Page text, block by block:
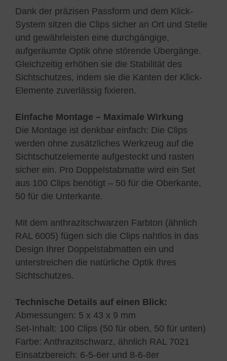
Dank der präzisen Passform und dem Klick-
System sitzen die Clips sicher an Ort und Stelle
und gewährleisten eine durchgängige,
aufgeräumte Optik ohne störende Übergänge.
Gleichzeitig erhöhen sie die Stabilität des
Sichtschutzes, indem sie die Kanten der Klick-
Elemente zuverlässig fixieren.
Einfache Montage – Maximale Wirkung
Die Montage ist denkbar einfach: Die Clips
werden ohne zusätzliches Werkzeug auf die
Sichtschutzelemente aufgesteckt und rasten
sicher ein. Pro Doppelstabmatte wird ein Set
aus 100 Clips benötigt – 50 für die Oberkante,
50 für die Unterkante.
Mit dem anthrazitschwarzen Farbton (ähnlich
RAL 6005) fügen sich die Clips nahtlos in das
Design Ihrer Doppelstabmatten ein und
unterstreichen die natürliche Optik Ihres
Sichtschutzes.
Technische Details auf einen Blick:
Abmessungen: 5 x 43 x 9 mm
Set-Inhalt: 100 Clips (50 für oben, 50 für unten)
Farbe: Anthrazitschwarz, ähnlich RAL 7021
Einsatzbereich: 6-5-6er und 8-6-8er